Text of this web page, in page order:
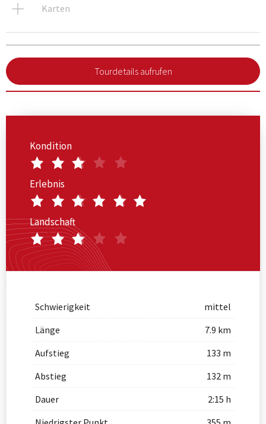
Karten
Tourdetails aufrufen
Kondition
Erlebnis
Landschaft
Schwierigkeit
mittel
Länge
7.9 km
Aufstieg
133 m
Abstieg
132 m
Dauer
2:15 h